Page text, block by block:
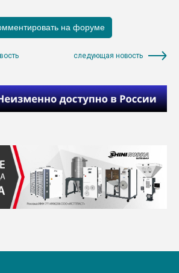
следующая новость